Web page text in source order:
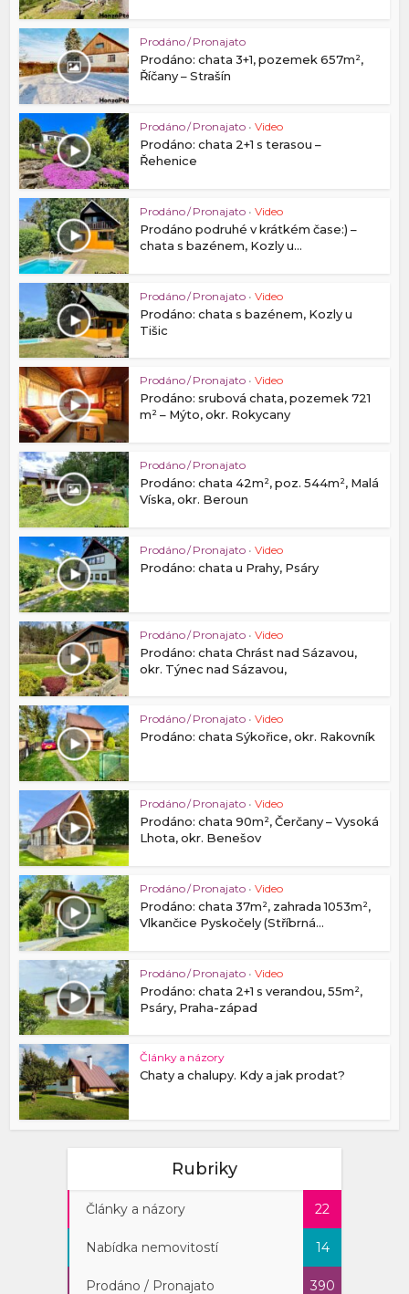
Prodáno / Pronajato
Prodáno: chata 3+1, pozemek 657m²,
Říčany – Strašín
Prodáno / Pronajato • Video
Prodáno: chata 2+1 s terasou –
Řehenice
Prodáno / Pronajato • Video
Prodáno podruhé v krátkém čase:) –
chata s bazénem, Kozly u...
Prodáno / Pronajato • Video
Prodáno: chata s bazénem, Kozly u
Tišic
Prodáno / Pronajato • Video
Prodáno: srubová chata, pozemek 721
m² – Mýto, okr. Rokycany
Prodáno / Pronajato
Prodáno: chata 42m², poz. 544m², Malá
Víska, okr. Beroun
Prodáno / Pronajato • Video
Prodáno: chata u Prahy, Psáry
Prodáno / Pronajato • Video
Prodáno: chata Chrást nad Sázavou,
okr. Týnec nad Sázavou,
Prodáno / Pronajato • Video
Prodáno: chata Sýkořice, okr. Rakovník
Prodáno / Pronajato • Video
Prodáno: chata 90m², Čerčany – Vysoká
Lhota, okr. Benešov
Prodáno / Pronajato • Video
Prodáno: chata 37m², zahrada 1053m²,
Vlkančice Pyskočely (Stříbrná...
Prodáno / Pronajato • Video
Prodáno: chata 2+1 s verandou, 55m²,
Psáry, Praha-západ
Články a názory
Chaty a chalupy. Kdy a jak prodat?
Rubriky
Články a názory 22
Nabídka nemovitostí 14
Prodáno / Pronajato 390